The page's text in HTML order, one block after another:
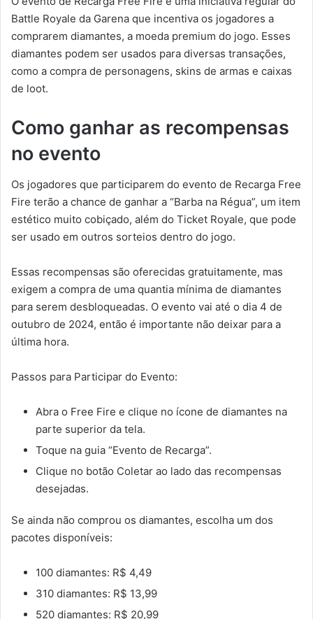
Battle Royale da Garena que incentiva os jogadores a
comprarem diamantes, a moeda premium do jogo. Esses
diamantes podem ser usados para diversas transações,
como a compra de personagens, skins de armas e caixas
de loot.
Como ganhar as recompensas
no evento
Os jogadores que participarem do evento de Recarga Free
Fire terão a chance de ganhar a “Barba na Régua”, um item
estético muito cobiçado, além do Ticket Royale, que pode
ser usado em outros sorteios dentro do jogo.
Essas recompensas são oferecidas gratuitamente, mas
exigem a compra de uma quantia mínima de diamantes
para serem desbloqueadas. O evento vai até o dia 4 de
outubro de 2024, então é importante não deixar para a
última hora.
Passos para Participar do Evento:
Abra o Free Fire e clique no ícone de diamantes na
parte superior da tela.
Toque na guia “Evento de Recarga”.
Clique no botão Coletar ao lado das recompensas
desejadas.
Se ainda não comprou os diamantes, escolha um dos
pacotes disponíveis:
100 diamantes: R$ 4,49
310 diamantes: R$ 13,99
520 diamantes: R$ 20,99